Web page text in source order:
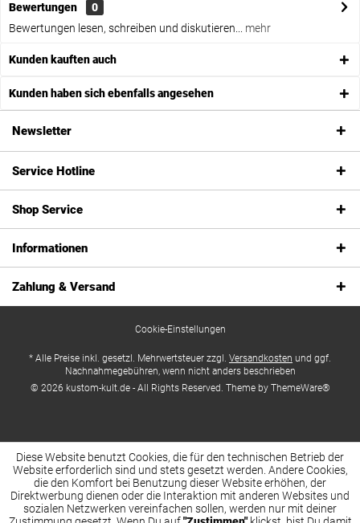
Bewertungen
0
Bewertungen lesen, schreiben und diskutieren...
mehr
Kunden kauften auch
Kunden haben sich ebenfalls angesehen
Newsletter
Service Hotline
Shop Service
Informationen
Zahlung & Versand
Cookie-Einstellungen
* Alle Preise inkl. gesetzl. Mehrwertsteuer zzgl. Versandkosten und ggf.
Nachnahmegebühren, wenn nicht anders beschrieben
© 2026 kustom-kult.de - All Rights Reserved. Theme by ThemeWare®
Diese Website benutzt Cookies, die für den technischen Betrieb der
Website erforderlich sind und stets gesetzt werden. Andere Cookies,
die den Komfort bei Benutzung dieser Website erhöhen, der
Direktwerbung dienen oder die Interaktion mit anderen Websites und
sozialen Netzwerken vereinfachen sollen, werden nur mit deiner